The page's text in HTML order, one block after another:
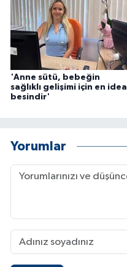
'Anne sütü, bebeğin
sağlıklı gelişimi için en ideal
besindir'
Yorumlar